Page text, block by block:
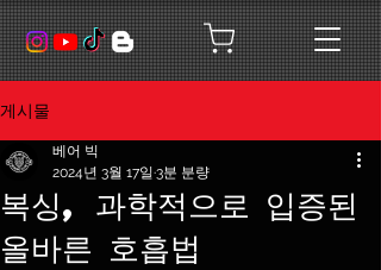
게시물
복싱, 과학적으로 입증된
올바른 호흡법
베어 빅
2024년 3월 17일 3분 분량